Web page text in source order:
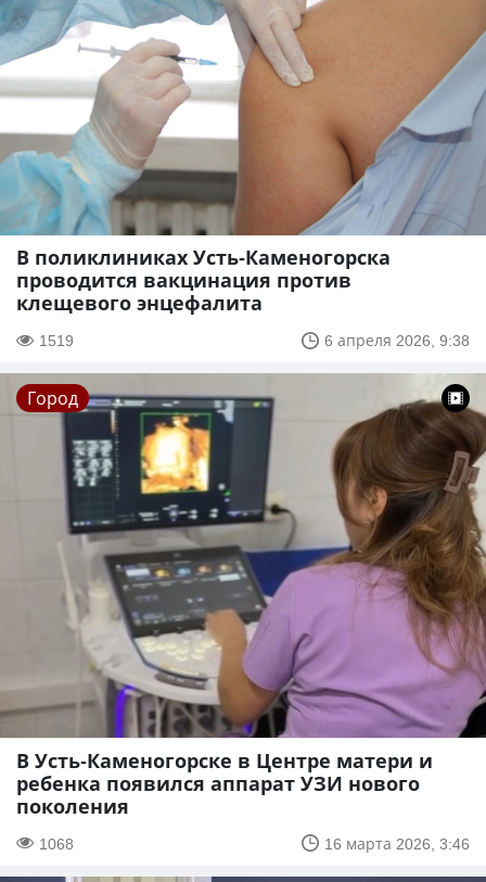
В поликлиниках Усть-Каменогорска
проводится вакцинация против
клещевого энцефалита
1519 6 апреля 2026, 9:38
Город
В Усть-Каменогорске в Центре матери и
ребенка появился аппарат УЗИ нового
поколения
1068 16 марта 2026, 3:46